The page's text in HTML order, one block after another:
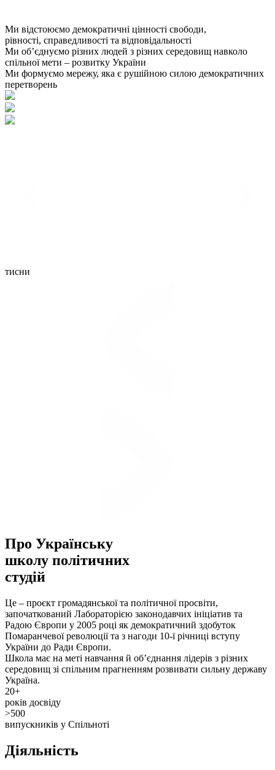
Ми відстоюємо демократичні цінності свободи,
рівності, справедливості та відповідальності
Ми об’єднуємо різних людей з різних середовищ навколо
спільної мети – розвитку України
Ми формуємо мережу, яка є рушійною силою демократичних
перетворень
тисни
Про Українську
школу політичних
студій
Це – проєкт громадянської та політичної просвіти,
започаткований Лабораторією законодавчих ініціатив та
Радою Європи у 2005 році як демократичний здобуток
Помаранчевої революції та з нагоди 10-ї річниці вступу
України до Ради Європи.
Школа має на меті навчання й об’єднання лідерів з різних
середовищ зі спільним прагненням розвивати сильну державу
Україна.
20+
рокiв досвiду
>500
випускників у Спільноті
Діяльність